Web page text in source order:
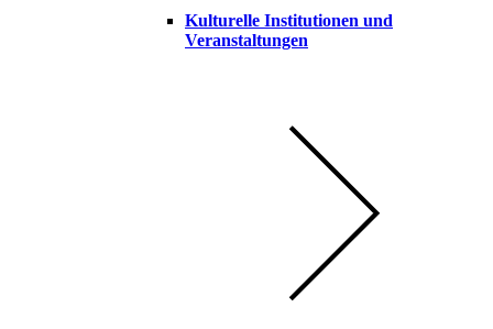
Kulturelle Institutionen und
Veranstaltungen